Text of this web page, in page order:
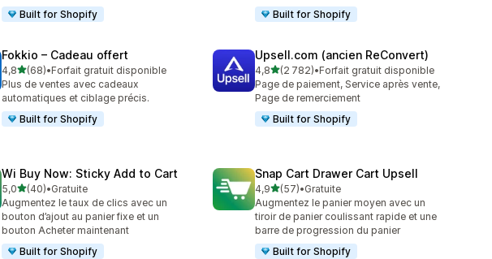
Built for Shopify
Built for Shopify
Fokkio – Cadeau offert
4,8étoile(s) sur 5
(68)
68 avis au total
•Forfait gratuit disponible
Plus de ventes avec cadeaux
automatiques et ciblage précis.
Built for Shopify
Upsell.com (ancien ReConvert)
4,8étoile(s) sur 5
(2 782)
2782 avis au total
•Forfait gratuit disponible
Page de paiement, Service après vente,
Page de remerciement
Built for Shopify
Wi Buy Now: Sticky Add to Cart
5,0étoile(s) sur 5
(40)
40 avis au total
•Gratuite
Augmentez le taux de clics avec un
bouton d’ajout au panier fixe et un
bouton Acheter maintenant
Built for Shopify
Snap Cart Drawer Cart Upsell
4,9étoile(s) sur 5
(57)
57 avis au total
•Gratuite
Augmentez le panier moyen avec un
tiroir de panier coulissant rapide et une
barre de progression du panier
Built for Shopify